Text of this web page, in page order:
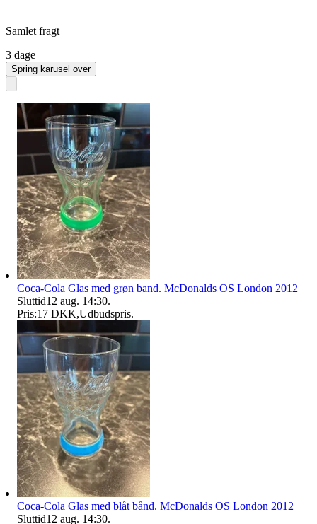
Samlet fragt
3 dage
Spring karusel over
Coca-Cola Glas med grøn band. McDonalds OS London 2012
Sluttid12 aug. 14:30.
Pris:17 DKK,Udbudspris.
Coca-Cola Glas med blåt bånd. McDonalds OS London 2012
Sluttid12 aug. 14:30.